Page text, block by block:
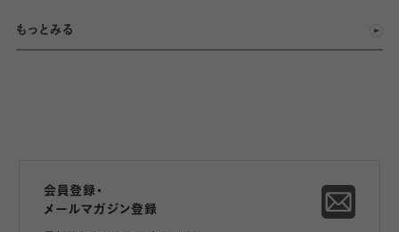
もっとみる
会員登録・
メールマガジン登録